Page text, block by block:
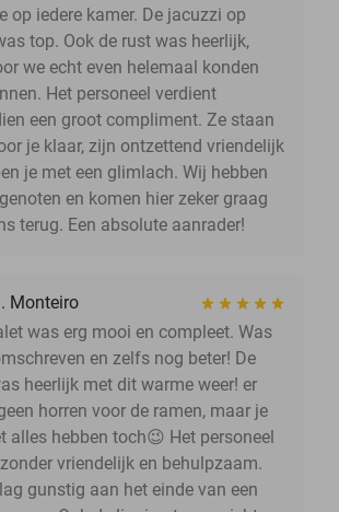
op iedere kamer. De jacuzzi op
top. Ook de rust was heerlijk,
we echt even helemaal konden
Het personeel verdient
een groot compliment. Ze staan
je klaar, zijn ontzettend vriendelijk
je met een glimlach. Wij hebben
en komen hier zeker graag
terug. Een absolute aanrader!
Monteiro
was erg mooi en compleet. Was
en zelfs nog beter! De
heerlijk met dit warme weer! er
horren voor de ramen, maar je
alles hebben toch😉 Het personeel
vriendelijk en behulpzaam.
gunstig aan het einde van een